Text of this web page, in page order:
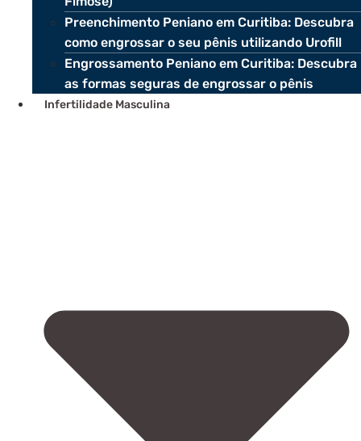
Preenchimento Peniano em Curitiba: Descubra
como engrossar o seu pênis utilizando Urofill
Engrossamento Peniano em Curitiba: Descubra
as formas seguras de engrossar o pênis
Infertilidade Masculina